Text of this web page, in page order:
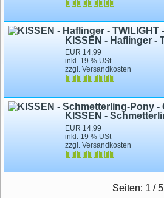
EUR 14,99
inkl. 19 % USt
zzgl. Versandkosten
EUR 14,99
inkl. 19 % USt
zzgl. Versandkosten
Seiten: 1 / 5